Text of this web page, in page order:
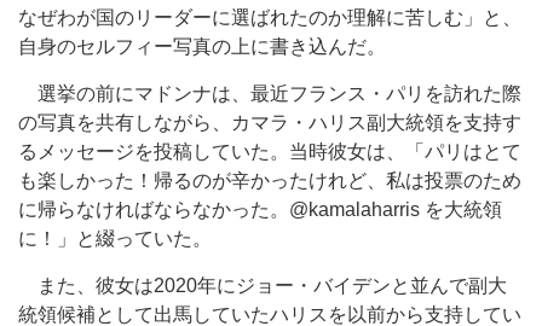
なぜわが国のリーダーに選ばれたのか理解に苦しむ」と、
自身のセルフィー写真の上に書き込んだ。
選挙の前にマドンナは、最近フランス・パリを訪れた際
の写真を共有しながら、カマラ・ハリス副大統領を支持す
るメッセージを投稿していた。当時彼女は、「パリはとて
も楽しかった！帰るのが辛かったけれど、私は投票のため
に帰らなければならなかった。@kamalaharris を大統領
に！」と綴っていた。
また、彼女は2020年にジョー・バイデンと並んで副大
統領候補として出馬していたハリスを以前から支持してい